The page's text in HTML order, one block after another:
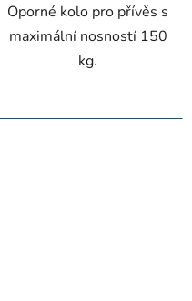
Oporné kolo pro přívěs s
maximální nosností 150
kg.